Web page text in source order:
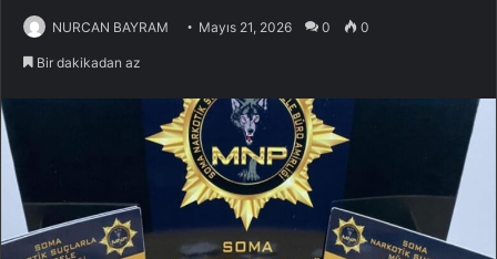
NURCAN BAYRAM Mayıs 21, 2026 0 0
Bir dakikadan az